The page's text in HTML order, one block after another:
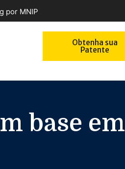
por MNIP
Obtenha sua
Patente
base em